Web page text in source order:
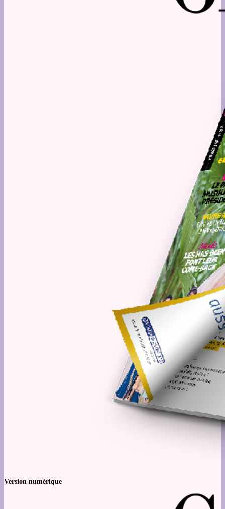
Version numérique